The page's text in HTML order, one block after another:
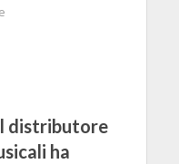
distributore
ha